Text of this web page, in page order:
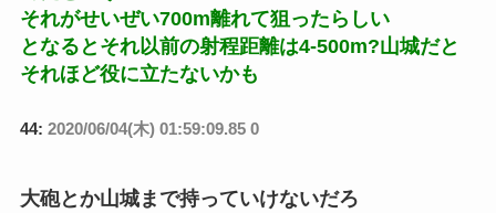
それがせいぜい700m離れて狙ったらしい
となるとそれ以前の射程距離は4-500m?山城だと
それほど役に立たないかも
44: 2020/06/04(木) 01:59:09.85 0
大砲とか山城まで持っていけないだろ